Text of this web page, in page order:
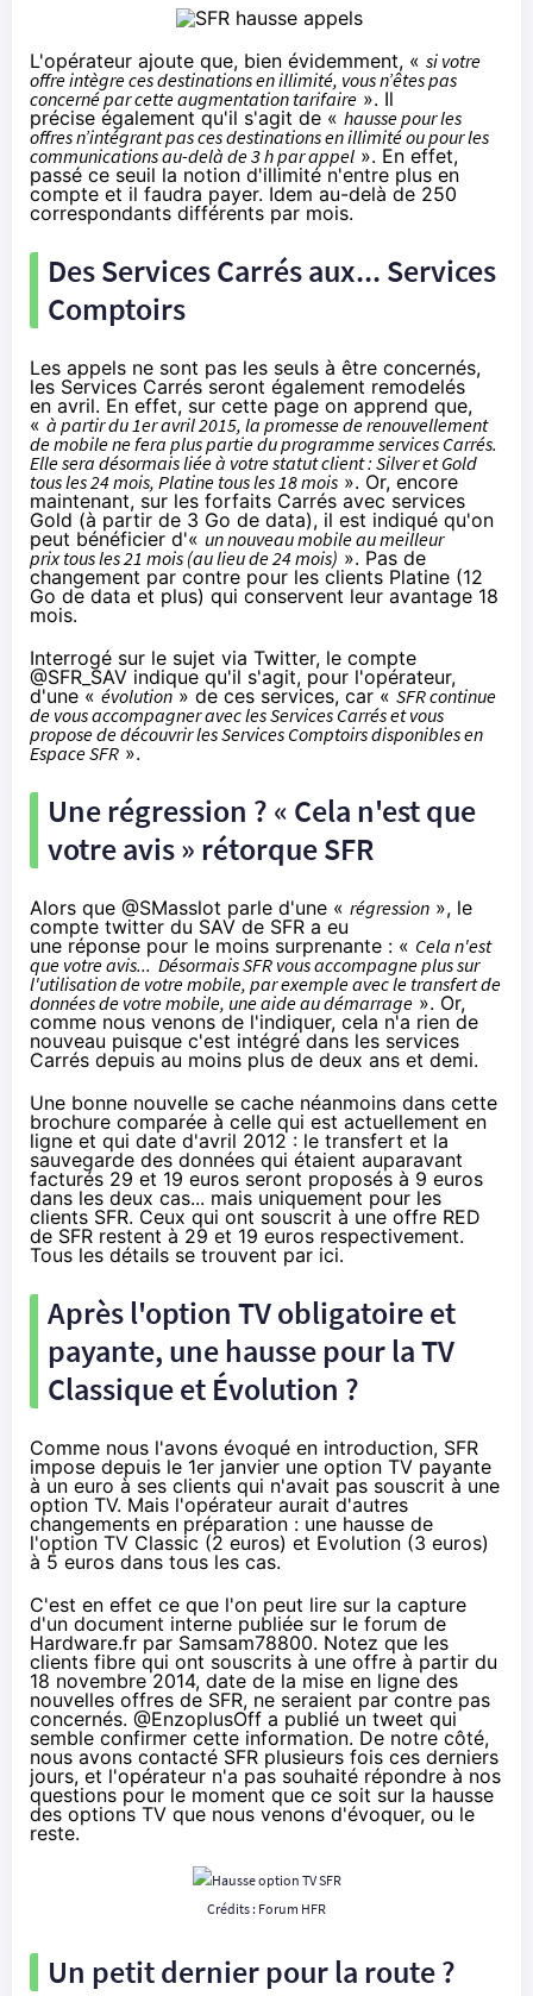
L'opérateur ajoute que, bien évidemment, « si votre
offre intègre ces destinations en illimité, vous n’êtes pas
concerné par cette augmentation tarifaire ». Il
précise également qu'il s'agit de « hausse pour les
offres n’intégrant pas ces destinations en illimité ou pour les
communications au-delà de 3 h par appel ». En effet,
passé ce seuil la notion d'illimité n'entre plus en
compte et il faudra payer. Idem au-delà de 250
correspondants différents par mois.
Des Services Carrés aux... Services
Comptoirs
Les appels ne sont pas les seuls à être concernés,
les Services Carrés seront également remodelés
en avril. En effet, sur cette page on apprend que,
« à partir du 1er avril 2015, la promesse de renouvellement
de mobile ne fera plus partie du programme services Carrés.
Elle sera désormais liée à votre statut client : Silver et Gold
tous les 24 mois, Platine tous les 18 mois ». Or, encore
maintenant, sur les forfaits Carrés avec services
Gold (à partir de 3 Go de data), il est indiqué qu'on
peut bénéficier d'« un nouveau mobile au meilleur
prix tous les 21 mois (au lieu de 24 mois) ». Pas de
changement par contre pour les clients Platine (12
Go de data et plus) qui conservent leur avantage 18
mois.
Interrogé sur le sujet via Twitter, le compte
@SFR_SAV indique qu'il s'agit, pour l'opérateur,
d'une « évolution» de ces services, car « SFRcontinue
de vous accompagner avec les Services Carrés et vous
proposede découvrir les Services Comptoirs disponibles en
EspaceSFR ».
Une régression ? « Cela n'est que
votre avis » rétorqueSFR
Alors que @SMasslot parle d'une « régression », le
compte twitter du SAV de SFR a eu
une réponse pour le moins surprenante : « Cela n'est
que votre avis... DésormaisSFR vous accompagne plus sur
l'utilisation de votre mobile, par exemple avec le transfert de
données de votre mobile, une aide au démarrage ». Or,
comme nous venons de l'indiquer, cela n'a rien de
nouveau puisque c'est intégré dans les services
Carrés depuis au moins plus de deux ans et demi.
Une bonne nouvelle se cache néanmoins dans cette
brochure comparée à celle qui est actuellement en
ligne et qui date d'avril 2012: le transfert et la
sauvegarde des données qui étaient auparavant
facturés 29 et 19 euros seront proposés à 9 euros
dans les deux cas... mais uniquement pour les
clients SFR. Ceux qui ont souscrit à une offre RED
de SFR restent à 29 et 19 euros respectivement.
Tous les détails se trouvent par ici.
Après l'option TV obligatoire et
payante, une hausse pour la TV
Classique et Évolution ?
Comme nous l'avons évoqué en introduction, SFR
impose depuis le 1er janvier une option TV payante
à un euro à ses clients qui n'avait pas souscrit à une
option TV. Mais l'opérateur aurait d'autres
changements en préparation : une hausse de
l'option TV Classic (2 euros) et Evolution (3 euros)
à 5 euros dans tous les cas.
C'est en effet ce que l'on peut lire sur la capture
d'un document interne publiée sur le forum de
Hardware.fr par Samsam78800. Notez que les
clients fibre qui ont souscrits à une offre à partir du
18 novembre 2014, date de la mise en ligne des
nouvelles offres de SFR, ne seraient par contre pas
concernés. @EnzoplusOff a publié un tweet qui
semble confirmer cette information. De notre côté,
nous avons contacté SFR plusieurs fois ces derniers
jours, et l'opérateur n'a pas souhaité répondre à nos
questions pour le moment que ce soit sur la hausse
des options TV que nous venons d'évoquer, ou le
reste.
Crédits : Forum HFR
Un petit dernier pour la route ?